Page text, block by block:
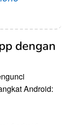
dengan
Android: